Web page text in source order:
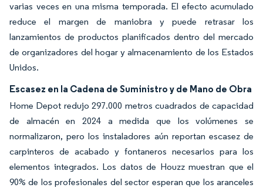
varias veces en una misma temporada. El efecto acumulado
reduce el margen de maniobra y puede retrasar los
lanzamientos de productos planificados dentro del mercado
de organizadores del hogar y almacenamiento de los Estados
Unidos.
Escasez en la Cadena de Suministro y de Mano de Obra
Home Depot redujo 297.000 metros cuadrados de capacidad
de almacén en 2024 a medida que los volúmenes se
normalizaron, pero los instaladores aún reportan escasez de
carpinteros de acabado y fontaneros necesarios para los
elementos integrados. Los datos de Houzz muestran que el
90% de los profesionales del sector esperan que los aranceles